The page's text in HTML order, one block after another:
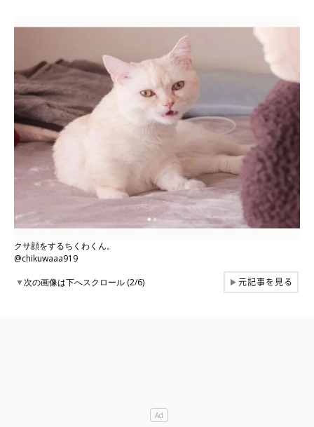
クサ顔をするちくわくん。
@chikuwaaa919
▼次の画像は下へスクロール (2/6) ▶元記事を見る